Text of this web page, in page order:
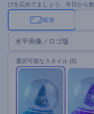
びを広めてましょう。今日から
16:9
水平画像／ロゴ版
選択可能なスタイル (5)